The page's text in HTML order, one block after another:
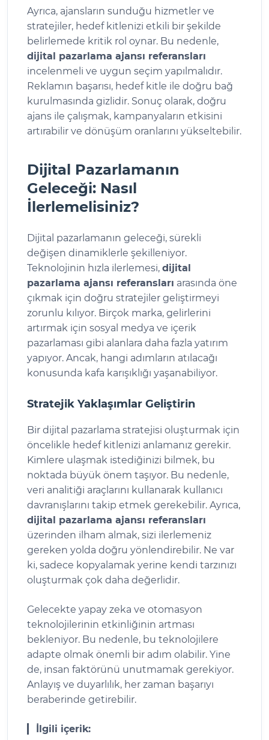
Ayrıca, ajansların sunduğu hizmetler ve
stratejiler, hedef kitlenizi etkili bir şekilde
belirlemede kritik rol oynar. Bu nedenle,
dijital pazarlama ajansı referansları
incelenmeli ve uygun seçim yapılmalıdır.
Reklamın başarısı, hedef kitle ile doğru bağ
kurulmasında gizlidir. Sonuç olarak, doğru
ajans ile çalışmak, kampanyaların etkisini
artırabilir ve dönüşüm oranlarını yükseltebilir.
Dijital Pazarlamanın
Geleceği: Nasıl
İlerlemelisiniz?
Dijital pazarlamanın geleceği, sürekli
değişen dinamiklerle şekilleniyor.
Teknolojinin hızla ilerlemesi, dijital
pazarlama ajansı referansları arasında öne
çıkmak için doğru stratejiler geliştirmeyi
zorunlu kılıyor. Birçok marka, gelirlerini
artırmak için sosyal medya ve içerik
pazarlaması gibi alanlara daha fazla yatırım
yapıyor. Ancak, hangi adımların atılacağı
konusunda kafa karışıklığı yaşanabiliyor.
Stratejik Yaklaşımlar Geliştirin
Bir dijital pazarlama stratejisi oluşturmak için
öncelikle hedef kitlenizi anlamanız gerekir.
Kimlere ulaşmak istediğinizi bilmek, bu
noktada büyük önem taşıyor. Bu nedenle,
veri analitiği araçlarını kullanarak kullanıcı
davranışlarını takip etmek gerekebilir. Ayrıca,
dijital pazarlama ajansı referansları
üzerinden ilham almak, sizi ilerlemeniz
gereken yolda doğru yönlendirebilir. Ne var
ki, sadece kopyalamak yerine kendi tarzınızı
oluşturmak çok daha değerlidir.
Gelecekte yapay zeka ve otomasyon
teknolojilerinin etkinliğinin artması
bekleniyor. Bu nedenle, bu teknolojilere
adapte olmak önemli bir adım olabilir. Yine
de, insan faktörünü unutmamak gerekiyor.
Anlayış ve duyarlılık, her zaman başarıyı
beraberinde getirebilir.
İlgili içerik: